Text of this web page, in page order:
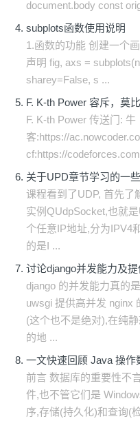
document.body const
subplots函数使用说明
1.函数的功能 创建一个
声明 fig, axs =
sharey=False, s ...
F. K-th Power 容斥，莫
F. K-th Power 传送门: 牛
客:https://
cf:https://
关于UPD章节学习的一
课程看到了UDP, 首先了
实例QUdpSocket,也就
个任意IP地址,分为IPV4
的是I ...
讨论django并发能力及
django 的并发能力真的
uwsgi 提供高并发 nginx
(这个也不是绝对),在纯
的地 ...
一文快速回顾 Java 操作
前言 数据库的重要性不
件,也不管它们是
序,存储(持久化)和查询(